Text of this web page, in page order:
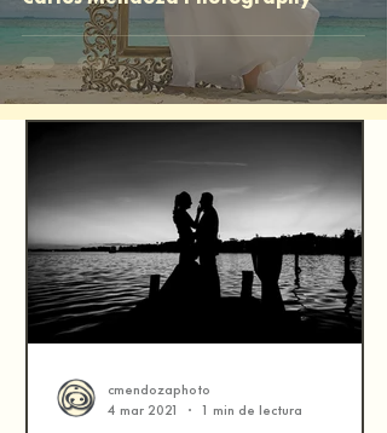
cmendozaphoto
4 mar 2021
1 min de lectura